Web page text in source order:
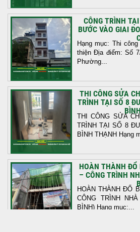
CÔNG TRÌNH
BƯỚC VÀO GIAI
Hạng mục: Thi
thiện Địa điểm: Số
Phường...
THI CÔNG SỬA
TRÌNH TẠI SỐ 8
THI CÔNG SỬA
TRÌNH TẠI SỐ 8
BÌNH THẠNH Hạng
HOÀN THÀNH ĐỔ
– CÔNG TRÌNH
HOÀN THÀNH ĐỔ
CÔNG TRÌNH
BÌNH) Hạng mục:...